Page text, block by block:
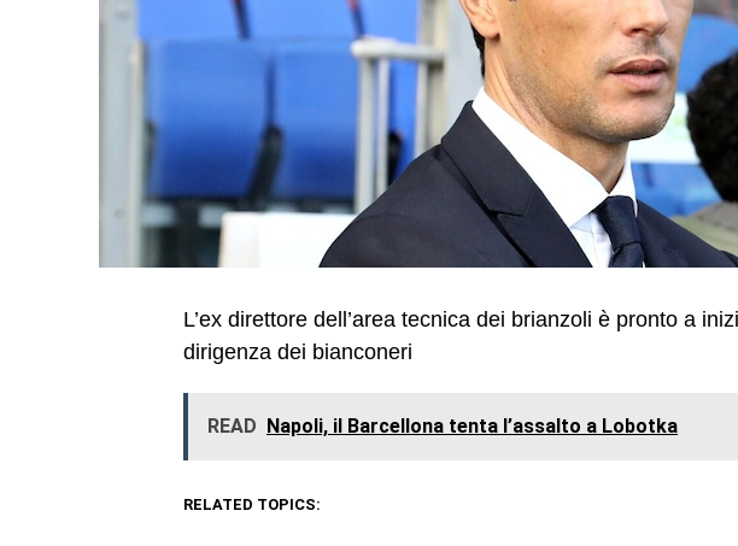
L’ex direttore dell’area tecnica dei brianzoli è pronto a
dirigenza dei bianconeri
READ Napoli, il Barcellona tenta l’assalto a Lobotka
RELATED TOPICS: